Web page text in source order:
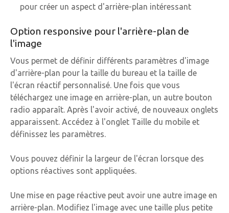
pour créer un aspect d'arrière-plan intéressant
Option responsive pour l'arrière-plan de
l'image
Vous permet de définir différents paramètres d'image
d'arrière-plan pour la taille du bureau et la taille de
l'écran réactif personnalisé. Une fois que vous
téléchargez une image en arrière-plan, un autre bouton
radio apparaît. Après l'avoir activé, de nouveaux onglets
apparaissent. Accédez à l'onglet Taille du mobile et
définissez les paramètres.
Vous pouvez définir la largeur de l'écran lorsque des
options réactives sont appliquées.
Une mise en page réactive peut avoir une autre image en
arrière-plan. Modifiez l'image avec une taille plus petite